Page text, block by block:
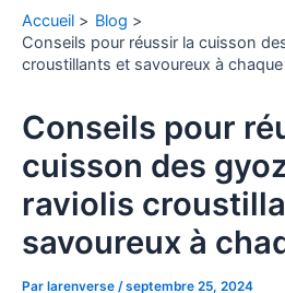
Accueil
Blog
Conseils pour réussir la cuisson
croustillants et savoureux à
Conseils pour
cuisson des
raviolis
savoureux à
Par larenverse /septembre 25, 2024